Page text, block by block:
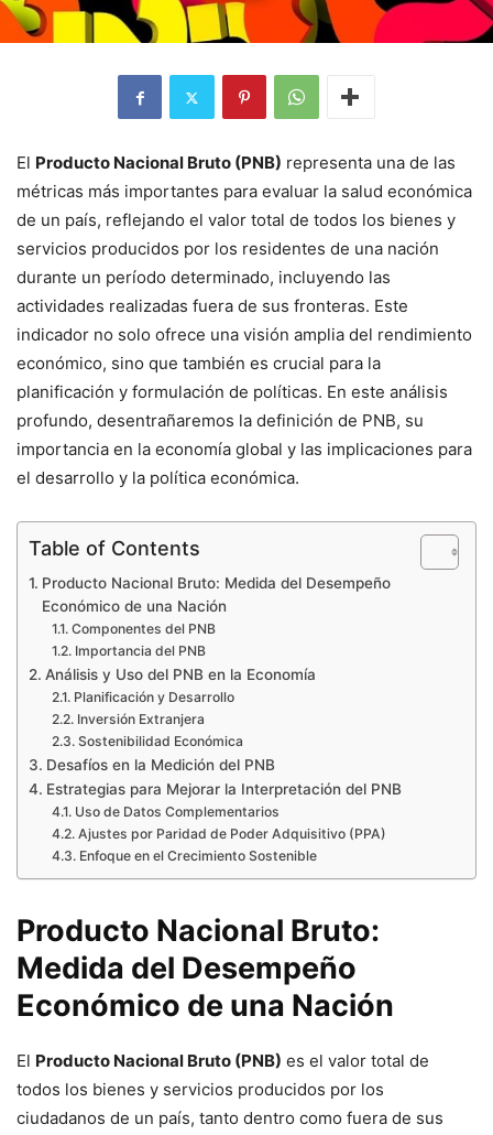
El Producto Nacional Bruto (PNB) representa una de las
métricas más importantes para evaluar la salud económica
de un país, reflejando el valor total de todos los bienes y
servicios producidos por los residentes de una nación
durante un período determinado, incluyendo las
actividades realizadas fuera de sus fronteras. Este
indicador no solo ofrece una visión amplia del rendimiento
económico, sino que también es crucial para la
planificación y formulación de políticas. En este análisis
profundo, desentrañaremos la definición de PNB, su
importancia en la economía global y las implicaciones para
el desarrollo y la política económica.
Table of Contents
Producto Nacional Bruto: Medida del Desempeño
Económico de una Nación
Componentes del PNB
Importancia del PNB
Análisis y Uso del PNB en la Economía
Planificación y Desarrollo
Inversión Extranjera
Sostenibilidad Económica
Desafíos en la Medición del PNB
Estrategias para Mejorar la Interpretación del PNB
Uso de Datos Complementarios
Ajustes por Paridad de Poder Adquisitivo (PPA)
Enfoque en el Crecimiento Sostenible
Producto Nacional Bruto:
Medida del Desempeño
Económico de una Nación
El Producto Nacional Bruto (PNB) es el valor total de
todos los bienes y servicios producidos por los
ciudadanos de un país, tanto dentro como fuera de sus